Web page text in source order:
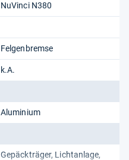
NuVinci N380
Felgenbremse
k.A.
Aluminium
Gepäckträger Lichtanlage